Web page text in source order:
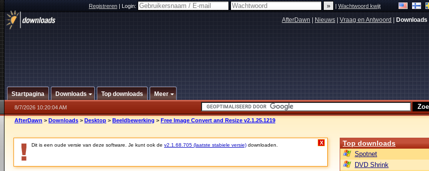
Registreren|Login: |Wachtwoord kwijt
AfterDawn Nieuws Vraag en Antwoord Downloads
Startpagina Downloads Top downloads Meer
8/7/2026 10:20:04 AM
AfterDawn > Downloads > Desktop > Beeldbewerking > Free Image Convert and Resize v2.1.25.1219
Dit is een oude versie van deze software. Je kunt ook de v2.1.68.705 (laatste stabiele versie) downloaden. X Top downloads
Spotnet
DVD Shrink